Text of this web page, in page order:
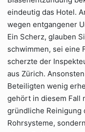
eindeutig das Hotel.
wegen entgangener
Ein Scherz, glauben
schwimmen, sei eine
scherzte der
aus Zürich.
Beteiligten wenig
gehört in diesem Fall
gründliche Reinigung
Rohrsysteme,